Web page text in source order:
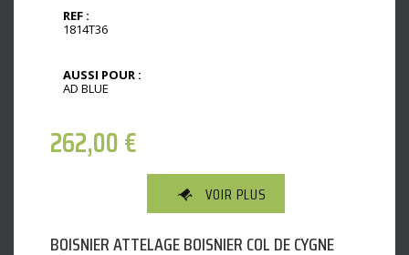
REF :
1814T36
AUSSI POUR :
AD BLUE
262,00€
VOIR PLUS
BOISNIER ATTELAGE BOISNIER COL DE CYGNE